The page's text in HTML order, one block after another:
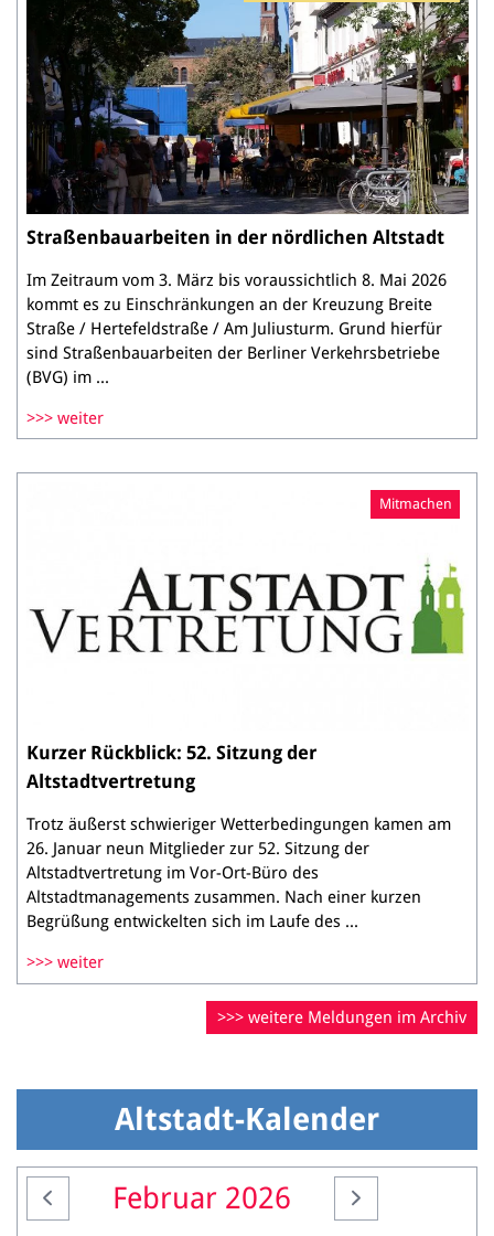
Straßenbauarbeiten in der nördlichen Altstadt
Im Zeitraum vom 3. März bis voraussichtlich 8. Mai 2026
kommt es zu Einschränkungen an der Kreuzung Breite
Straße / Hertefeldstraße / Am Juliusturm. Grund hierfür
sind Straßenbauarbeiten der Berliner Verkehrsbetriebe
(BVG) im ...
weiter
Mitmachen
Kurzer Rückblick: 52. Sitzung der
Altstadtvertretung
Trotz äußerst schwieriger Wetterbedingungen kamen am
26. Januar neun Mitglieder zur 52. Sitzung der
Altstadtvertretung im Vor-Ort-Büro des
Altstadtmanagements zusammen. Nach einer kurzen
Begrüßung entwickelten sich im Laufe des ...
weiter
weitere Meldungen im Archiv
Altstadt-Kalender
Februar 2026